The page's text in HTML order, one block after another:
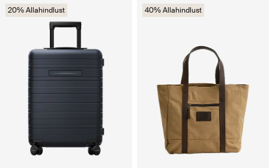
20% Allahindlust 40% Allahindlust